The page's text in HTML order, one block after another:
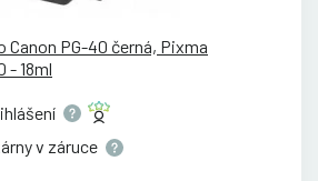
PG-40 černá, Pixma
- 18ml
v záruce